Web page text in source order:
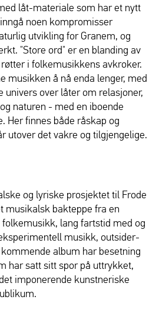
låt-materiale som har et nytt
noen kompromisser
utvikling for Granem, og
"Store ord" er en blanding av
i folkemusikkens avkroker.
musikken å nå enda lenger, med
univers over låter om relasjoner,
naturen - med en iboende
Her finnes både råskap og
utover det vakre og tilgjengelige.
og lyriske prosjektet til Frode
musikalsk bakteppe fra en
lang fartstid med og
musikk, outsider-
album har besetning
har satt sitt spor på uttrykket,
imponerende kunstneriske